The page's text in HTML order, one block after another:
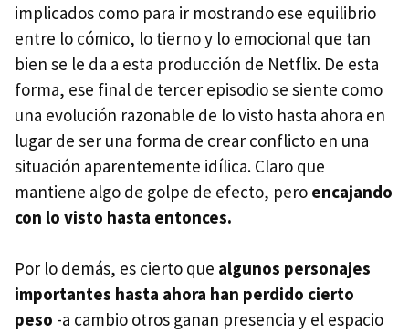
implicados como para ir mostrando ese equilibrio
entre lo cómico, lo tierno y lo emocional que tan
bien se le da a esta producción de Netflix. De esta
forma, ese final de tercer episodio se siente como
una evolución razonable de lo visto hasta ahora en
lugar de ser una forma de crear conflicto en una
situación aparentemente idílica. Claro que
mantiene algo de golpe de efecto, pero encajando
con lo visto hasta entonces.
Por lo demás, es cierto que algunos personajes
importantes hasta ahora han perdido cierto
peso -a cambio otros ganan presencia y el espacio